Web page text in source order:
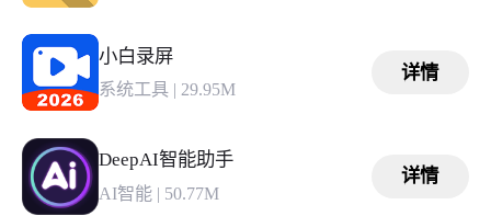
小白录屏
系统工具| 29.95M
详情
DeepAI智能助手
AI智能| 50.77M
详情